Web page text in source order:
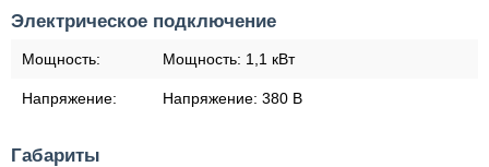
Электрическое подключение
Мощность: Мощность: 1,1 кВт
Напряжение: Напряжение: 380 В
Габариты